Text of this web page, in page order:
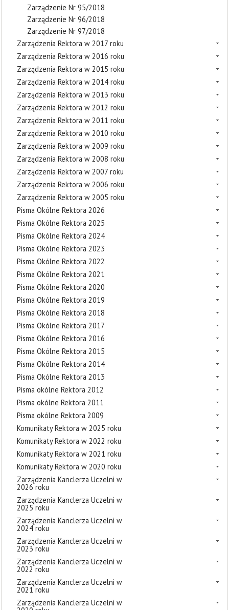
Zarządzenie Nr 95/2018
Zarządzenie Nr 96/2018
Zarządzenie Nr 97/2018
Zarządzenia Rektora w 2017 roku
Zarządzenia Rektora w 2016 roku
Zarządzenia Rektora w 2015 roku
Zarządzenia Rektora w 2014 roku
Zarządzenia Rektora w 2013 roku
Zarządzenia Rektora w 2012 roku
Zarządzenia Rektora w 2011 roku
Zarządzenia Rektora w 2010 roku
Zarządzenia Rektora w 2009 roku
Zarządzenia Rektora w 2008 roku
Zarządzenia Rektora w 2007 roku
Zarządzenia Rektora w 2006 roku
Zarządzenia Rektora w 2005 roku
Pisma Okólne Rektora 2026
Pisma Okólne Rektora 2025
Pisma Okólne Rektora 2024
Pisma Okólne Rektora 2023
Pisma Okólne Rektora 2022
Pisma Okólne Rektora 2021
Pisma Okólne Rektora 2020
Pisma Okólne Rektora 2019
Pisma Okólne Rektora 2018
Pisma Okólne Rektora 2017
Pisma Okólne Rektora 2016
Pisma Okólne Rektora 2015
Pisma Okólne Rektora 2014
Pisma Okólne Rektora 2013
Pisma okólne Rektora 2012
Pisma okólne Rektora 2011
Pisma okólne Rektora 2009
Komunikaty Rektora w 2025 roku
Komunikaty Rektora w 2022 roku
Komunikaty Rektora w 2021 roku
Komunikaty Rektora w 2020 roku
Zarządzenia Kanclerza Uczelni w
2026 roku
Zarządzenia Kanclerza Uczelni w
2025 roku
Zarządzenia Kanclerza Uczelni w
2024 roku
Zarządzenia Kanclerza Uczelni w
2023 roku
Zarządzenia Kanclerza Uczelni w
2022 roku
Zarządzenia Kanclerza Uczelni w
2021 roku
Zarządzenia Kanclerza Uczelni w